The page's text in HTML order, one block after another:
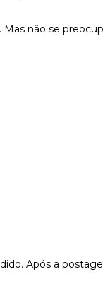
não se
Após a